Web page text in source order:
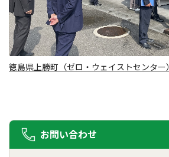
徳島県上勝町（ゼロ・ウェイストセンター）
お問い合わせ